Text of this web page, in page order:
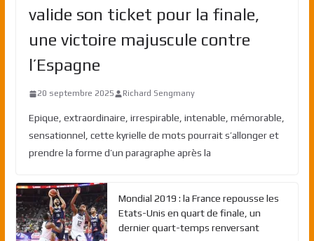
valide son ticket pour la finale,
une victoire majuscule contre
l’Espagne
20 septembre 2025 Richard Sengmany
Epique, extraordinaire, irrespirable, intenable, mémorable,
sensationnel, cette kyrielle de mots pourrait s’allonger et
prendre la forme d’un paragraphe après la
Mondial 2019 : la France repousse les
Etats-Unis en quart de finale, un
dernier quart-temps renversant